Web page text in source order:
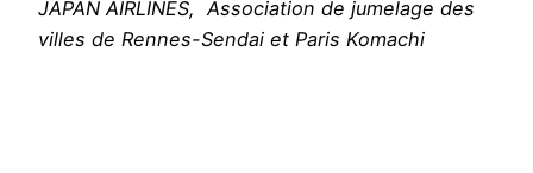
JAPAN AIRLINES, Association de jumelage des
villes de Rennes-Sendai et Paris Komachi